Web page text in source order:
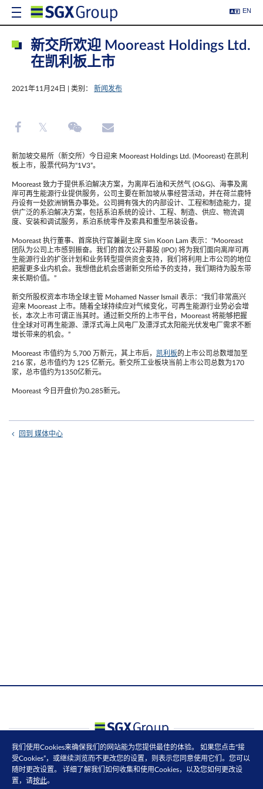
EN
新交所欢迎 Mooreast Holdings Ltd.
在凯利板上市
2021年11月24日 | 类别： 新闻发布
新加坡交易所（新交所）今日迎来 Mooreast Holdings Ltd. (Mooreast) 在凯利
板上市，股票代码为“1V3”。
Mooreast 致力于提供系泊解决方案，为离岸石油和天然气 (O&G)、海事及离
岸可再生能源行业提供服务，公司主要在新加坡从事经营活动，并在荷兰鹿特
丹设有一处欧洲销售办事处。公司拥有强大的内部设计、工程和制造能力，提
供广泛的系泊解决方案，包括系泊系统的设计、工程、制造、供应、物流调
度、安装和调试服务，系泊系统零件及索具和重型吊装设备。
Mooreast 执行董事、首席执行官兼副主席 Sim Koon Lam 表示：“Mooreast
团队为公司上市感到振奋。我们的首次公开募股 (IPO) 将为我们面向离岸可再
生能源行业的扩张计划和业务转型提供资金支持，我们将利用上市公司的地位
把握更多业内机会。我想借此机会感谢新交所给予的支持，我们期待为股东带
来长期价值。”
新交所股权资本市场全球主管 Mohamed Nasser Ismail 表示：“我们非常高兴
迎来 Mooreast 上市。随着全球持续应对气候变化，可再生能源行业势必会增
长，本次上市可谓正当其时。通过新交所的上市平台，Mooreast 将能够把握
住全球对可再生能源、漂浮式海上风电厂及漂浮式太阳能光伏发电厂需求不断
增长带来的机会。”
Mooreast 市值约为 5,700 万新元，其上市后， 凯利板的上市公司总数增加至
216 家，总市值约为 125 亿新元。新交所工业板块当前上市公司总数为170
家，总市值约为1350亿新元。
Mooreast 今日开盘价为0.285新元。
回到 媒体中心
我们使用Cookies来确保我们的网站能为您提供最佳的体验。 如果您点击“接
受Cookies”，或继续浏览而不更改您的设置，则表示您同意使用它们。您可以
随时更改设置。 详细了解我们如何收集和使用Cookies，以及您如何更改设
置，请按此。